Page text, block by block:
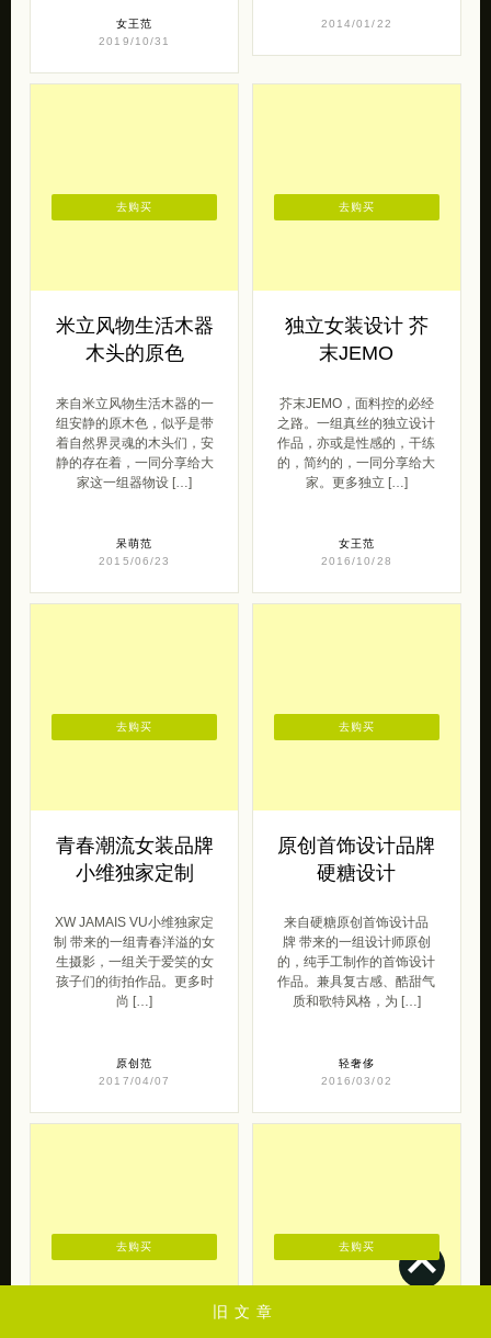
旧文章
女王范
2019/10/31
2014/01/22
米立风物生活木器
木头的原色
来自米立风物生活木器的一
组安静的原木色，似乎是带
着自然界灵魂的木头们，安
静的存在着，一同分享给大
家这一组器物设 […]
呆萌范
2015/06/23
去购买
独立女装设计 芥
末JEMO
芥末JEMO，面料控的必经
之路。一组真丝的独立设计
作品，亦或是性感的，干练
的，简约的，一同分享给大
家。更多独立 […]
女王范
2016/10/28
去购买
青春潮流女装品牌
小维独家定制
XW JAMAIS VU小维独家定
制 带来的一组青春洋溢的女
生摄影，一组关于爱笑的女
孩子们的街拍作品。更多时
尚 […]
原创范
2017/04/07
去购买
原创首饰设计品牌
硬糖设计
来自硬糖原创首饰设计品
牌 带来的一组设计师原创
的，纯手工制作的首饰设计
作品。兼具复古感、酷甜气
质和歌特风格，为 […]
轻奢侈
2016/03/02
去购买
去购买 去购买